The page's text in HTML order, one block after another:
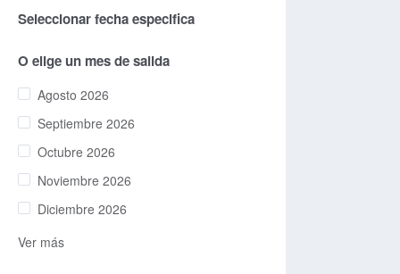
Seleccionar fecha especifica
O elige un mes de salida
Agosto 2026
Septiembre 2026
Octubre 2026
Noviembre 2026
Diciembre 2026
Ver más